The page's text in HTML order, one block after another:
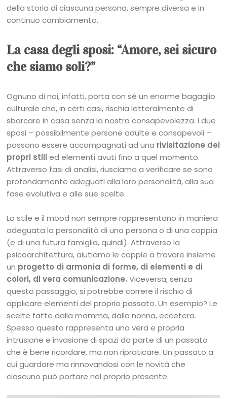
della storia di ciascuna persona, sempre diversa e in
continuo cambiamento.
La casa degli sposi: “Amore, sei sicuro
che siamo soli?”
Ognuno di noi, infatti, porta con sé un enorme bagaglio
culturale che, in certi casi, rischia letteralmente di
sbarcare in casa senza la nostra consapevolezza. I due
sposi – possibilmente persone adulte e consapevoli –
possono essere accompagnati ad una rivisitazione dei
propri stili ed elementi avuti fino a quel momento.
Attraverso fasi di analisi, riusciamo a verificare se sono
profondamente adeguati alla loro personalità, alla sua
fase evolutiva e alle sue scelte.
Lo stile e il mood non sempre rappresentano in maniera
adeguata la personalità di una persona o di una coppia
(e di una futura famiglia, quindi). Attraverso la
psicoarchitettura, aiutiamo le coppie a trovare insieme
un progetto di armonia di forme, di elementi e di
colori, di vera comunicazione. Viceversa, senza
questo passaggio, si potrebbe correre il rischio di
applicare elementi del proprio passato. Un esempio? Le
scelte fatte dalla mamma, dalla nonna, eccetera.
Spesso questo rappresenta una vera e propria
intrusione e invasione di spazi da parte di un passato
che è bene ricordare, ma non ripraticare. Un passato a
cui guardare ma rinnovandosi con le novità che
ciascuno può portare nel proprio presente.